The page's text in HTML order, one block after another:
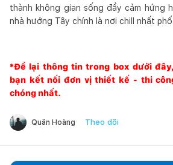
thành không gian sống đầy cảm hứng
nhà hướng Tây chính là nơi chill nhất
*Để lại thông tin trong box dưới đây,
bạn kết nối đơn vị thiết kế - thi
chóng nhất.
Quân Hoàng Theo dõi